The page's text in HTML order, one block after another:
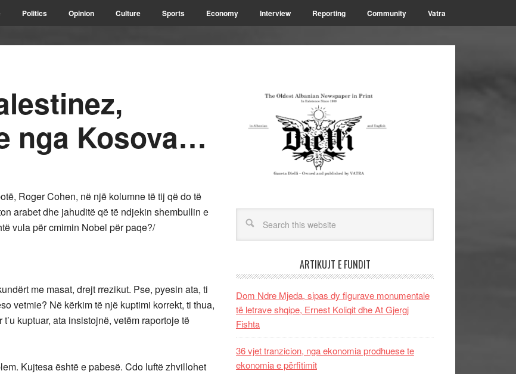
Politics Opinion Culture Sports Economy Interview Reporting Community Vatra
nga Kosova…
Roger Cohen, në një kolumne të tij që do të
arabet dhe jahuditë që të ndjekin shembullin e
vula për cmimin Nobel për paqe?/
me masat, drejt rrezikut. Pse, pyesin ata, ti
vetmie? Në kërkim të një kuptimi korrekt, ti thua,
kuptuar, ata insistojnë, vetëm raportoje të
Kujtesa është e pabesë. Cdo luftë zhvillohet
ARTIKUJT E FUNDIT
Dom Ndre Mjeda, sipas dy figurave monumentale
të letrave shqipe, Ernest Koliqit dhe At Gjergj
Fishta
36 vjet tranzicion, nga ekonomia prodhuese te
ekonomia e përfitimit